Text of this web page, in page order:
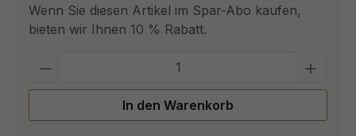
Wenn Sie diesen Artikel im Spar-Abo kaufen,
bieten wir Ihnen 10 % Rabatt.
In den Warenkorb